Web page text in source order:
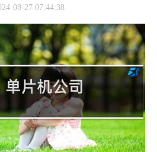
08-27 07:44:38